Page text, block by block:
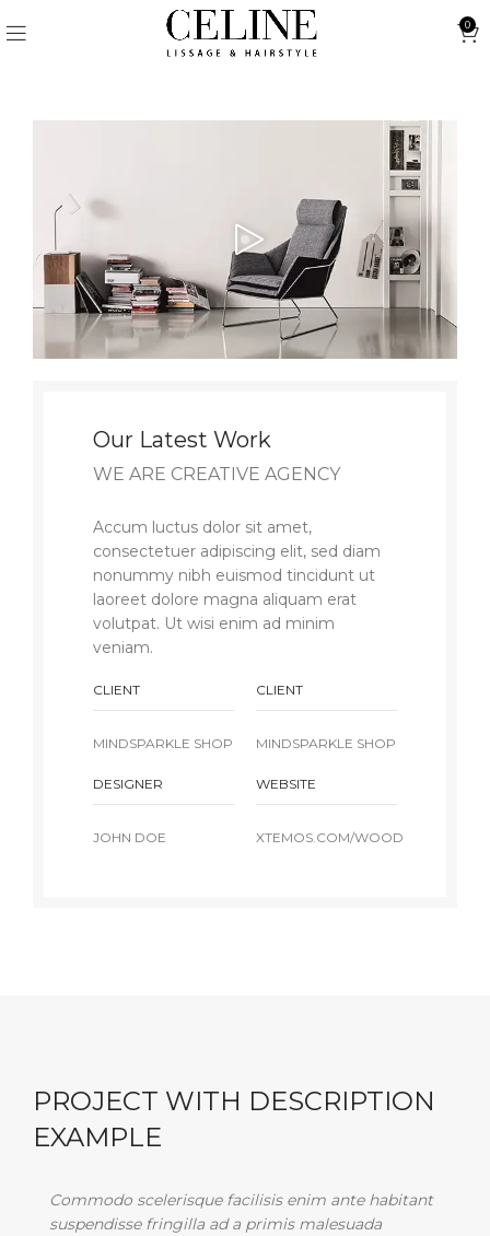
0
Our Latest Work
WE ARE CREATIVE AGENCY
Accum luctus dolor sit amet,
consectetuer adipiscing elit, sed diam
nonummy nibh euismod tincidunt ut
laoreet dolore magna aliquam erat
volutpat. Ut wisi enim ad minim
veniam.
CLIENT
MINDSPARKLE SHOP
CLIENT
MINDSPARKLE SHOP
DESIGNER
JOHN DOE
WEBSITE
XTEMOS.COM/WOOD
PROJECT WITH DESCRIPTION
EXAMPLE
Commodo scelerisque facilisis enim ante habitant
suspendisse fringilla ad a primis malesuada